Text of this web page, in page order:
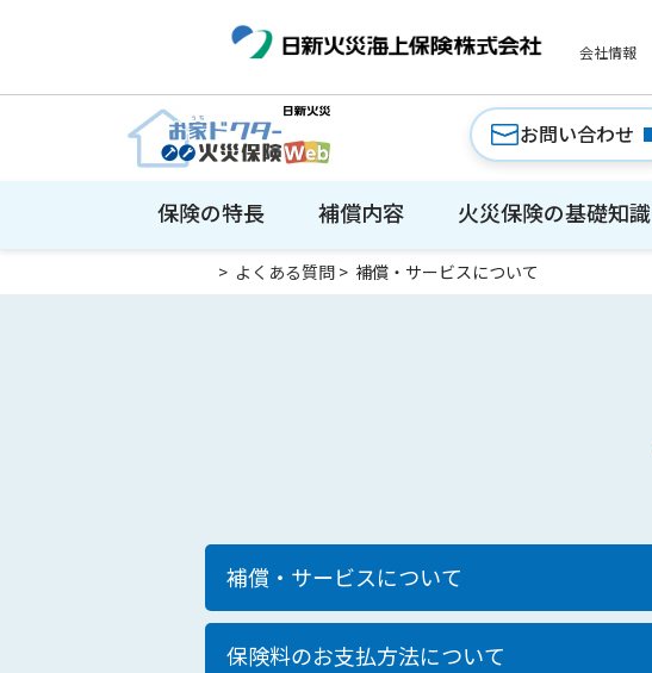
会社情報
お問い合わせ
保険の特長 補償内容 火災保険の基礎知識
> よくある質問 > 補償・サービスについて
補償・サービスについて
保険料のお支払方法について